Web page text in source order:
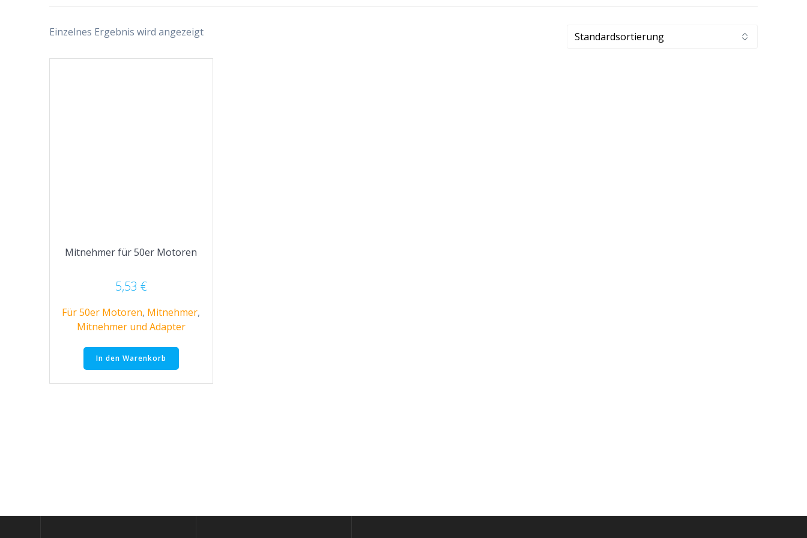
Einzelnes Ergebnis wird angezeigt
Mitnehmer für 50er Motoren
5,53 €
Für 50er Motoren, Mitnehmer,
Mitnehmer und Adapter
In den Warenkorb